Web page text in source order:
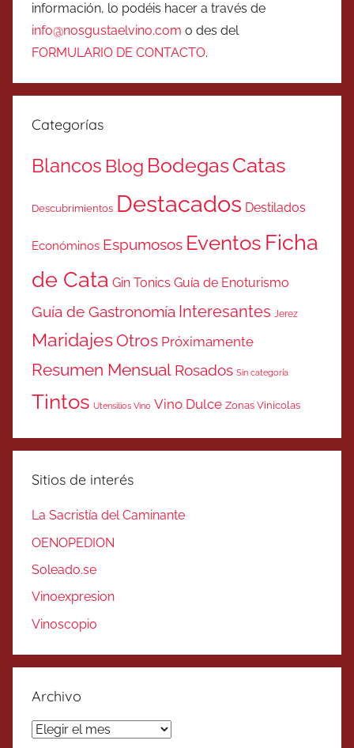
información, lo podéis hacer a través de
info@nosgustaelvino.com o des del
FORMULARIO DE CONTACTO.
Categorías
Blancos Blog BodegasCatas
Descubrimientos Destacados Destilados
Económinos Espumosos Eventos Ficha
de Cata Gin Tonics Guía de Enoturismo
Guía de Gastronomía Interesantes Jerez
MaridajesOtros Próximamente
Resumen Mensual Rosados Sin categoría
Tintos Utensilios Vino Vino Dulce Zonas Vinicolas
Sitios de interés
La Sacristía del Caminante
OENOPEDION
Soleado.se
Vinoexpresion
Vinoscopio
Archivo
Archivo